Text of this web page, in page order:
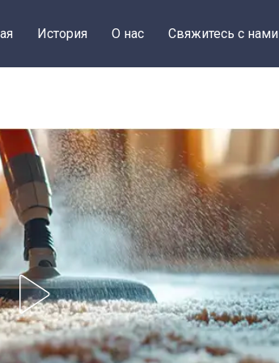
История О нас Свяжитесь с нами